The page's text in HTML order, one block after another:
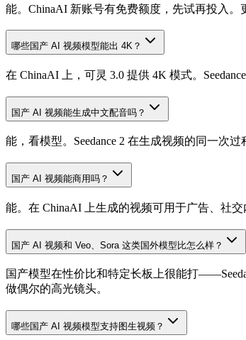
能。ChinaAI 新账号有免费额度，先试再投入
哪些国产 AI 视频模型能出 4K？
在 ChinaAI 上，可灵 3.0 提供 4K 模式。
国产 AI 视频能生成中文配音吗？
能，看模型。Seedance 2 在生成视频的同一次
国产 AI 视频能商用吗？
能。在 ChinaAI 上生成的视频可用于广告、社
国产 AI 视频和 Veo、Sora 这类国外模型比怎么样？
国产模型在性价比和特定长板上很能打
做偶尔的高光镜头。
哪些国产 AI 视频模型支持图生视频？